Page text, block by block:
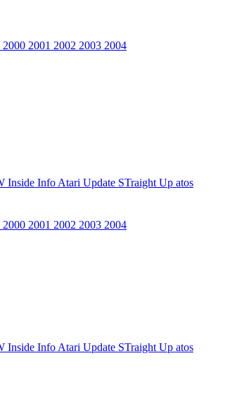
2000 2001 2002 2003 2004
Inside Info Atari Update STraight Up atos
2000 2001 2002 2003 2004
Inside Info Atari Update STraight Up atos